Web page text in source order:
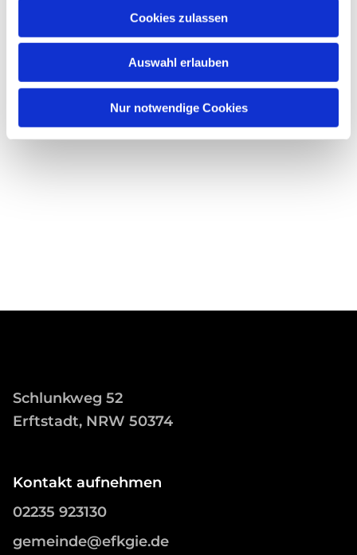
Cookies zulassen
Auswahl erlauben
Nur notwendige Cookies
Schlunkweg 52
Erftstadt, NRW 50374
Kontakt aufnehmen
02235 923130
gemeinde@efkgie.de